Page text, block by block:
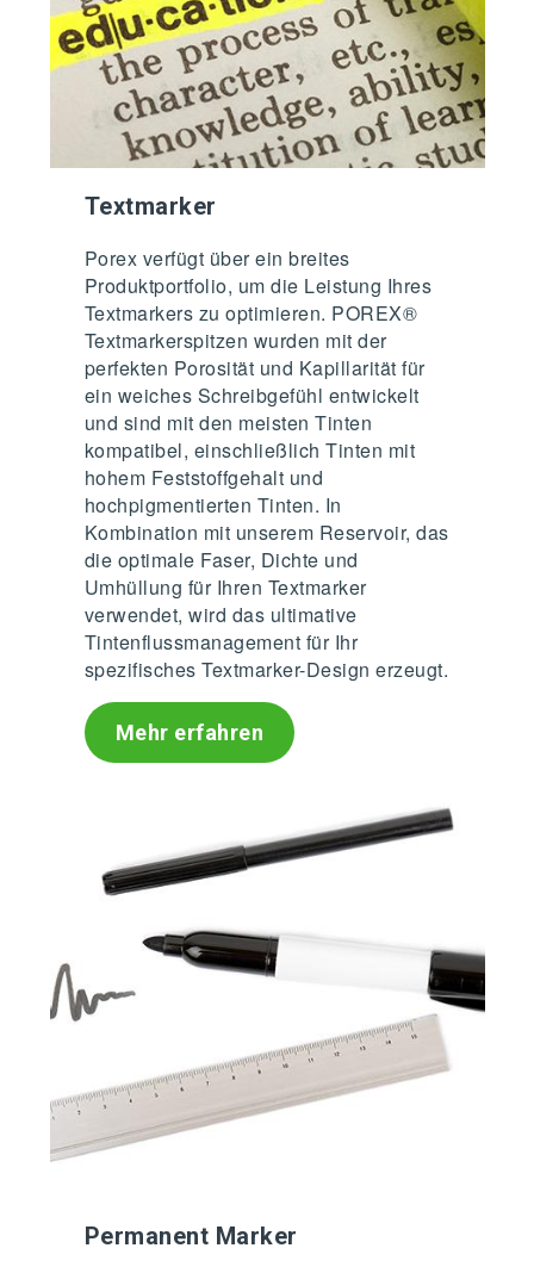
Textmarker
Porex verfügt über ein breites
Produktportfolio, um die Leistung Ihres
Textmarkers zu optimieren. POREX®
Textmarkerspitzen wurden mit der
perfekten Porosität und Kapillarität für
ein weiches Schreibgefühl entwickelt
und sind mit den meisten Tinten
kompatibel, einschließlich Tinten mit
hohem Feststoffgehalt und
hochpigmentierten Tinten. In
Kombination mit unserem Reservoir, das
die optimale Faser, Dichte und
Umhüllung für Ihren Textmarker
verwendet, wird das ultimative
Tintenflussmanagement für Ihr
spezifisches Textmarker-Design erzeugt.
Mehr erfahren
Permanent Marker